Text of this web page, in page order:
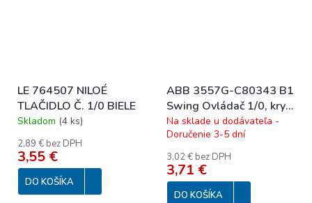
LE 764507 NILOÉ
TLAČIDLO Č. 1/0 BIELE
Skladom (4 ks)
2,89 € bez DPH
3,55 €
DO KOŠÍKA
ABB 3557G-C80343 B1
Swing Ovládač 1/0, kryt
so symbolom, komplet;
biela
Na sklade u dodávateľa -
Doručenie 3-5 dní
3,02 € bez DPH
3,71 €
DO KOŠÍKA